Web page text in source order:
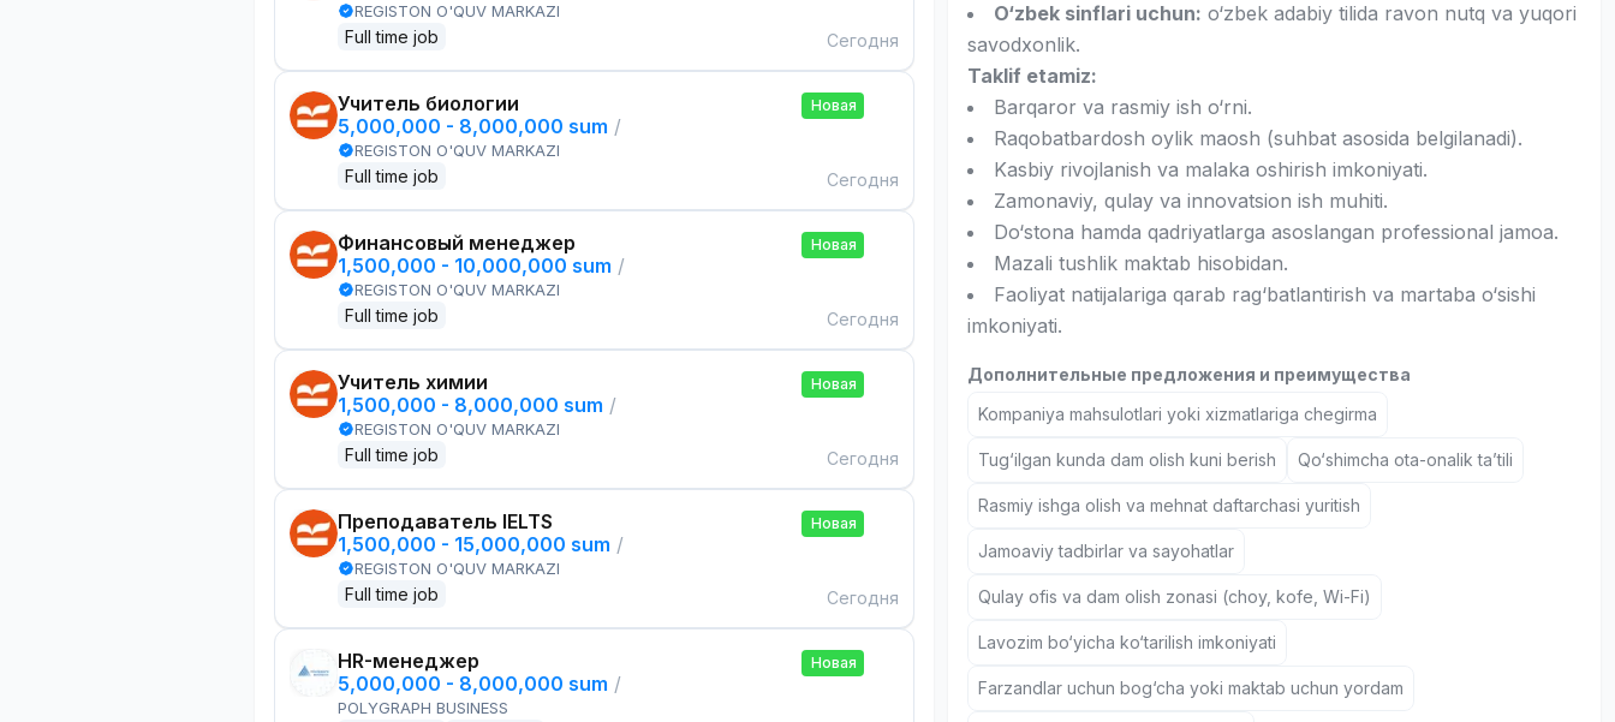
REGISTON O'QUV MARKAZI
Full time job Сегодня
Учитель биологии
5,000,000 - 8,000,000 sum /
REGISTON O'QUV MARKAZI
Full time job
Новая
Сегодня
Финансовый менеджер
1,500,000 - 10,000,000 sum /
REGISTON O'QUV MARKAZI
Full time job
Новая
Сегодня
Учитель химии
1,500,000 - 8,000,000 sum /
REGISTON O'QUV MARKAZI
Full time job
Новая
Сегодня
Преподаватель IELTS
1,500,000 - 15,000,000 sum /
REGISTON O'QUV MARKAZI
Full time job
Новая
Сегодня
HR-менеджер
5,000,000 - 8,000,000 sum /
POLYGRAPH BUSINESS
Новая
O‘zbek sinflari uchun: o‘zbek adabiy tilida ravon nutq va yuqori
savodxonlik.
Taklif etamiz:
Barqaror va rasmiy ish o‘rni.
Raqobatbardosh oylik maosh (suhbat asosida belgilanadi).
Kasbiy rivojlanish va malaka oshirish imkoniyati.
Zamonaviy, qulay va innovatsion ish muhiti.
Do‘stona hamda qadriyatlarga asoslangan professional jamoa.
Mazali tushlik maktab hisobidan.
Faoliyat natijalariga qarab rag‘batlantirish va martaba o‘sishi
imkoniyati.
Дополнительные предложения и преимущества
Kompaniya mahsulotlari yoki xizmatlariga chegirma
Tug‘ilgan kunda dam olish kuni berish Qo‘shimcha ota-onalik ta’tili
Rasmiy ishga olish va mehnat daftarchasi yuritish
Jamoaviy tadbirlar va sayohatlar
Qulay ofis va dam olish zonasi (choy, kofe, Wi-Fi)
Lavozim bo‘yicha ko‘tarilish imkoniyati
Farzandlar uchun bog‘cha yoki maktab uchun yordam